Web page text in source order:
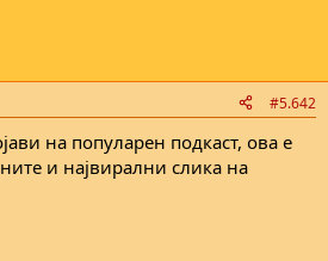
#5.642
на популарен подкаст, ова е
и највирални слика на